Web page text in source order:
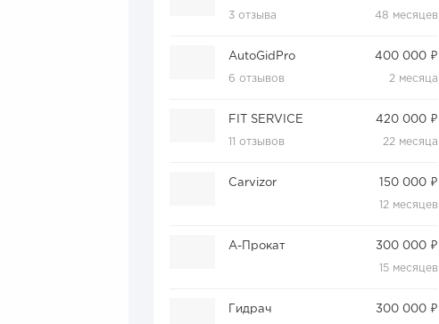
3 отзыва 48 месяцев
AutoGidPro
6 отзывов
400 000 ₽
2 месяца
FIT SERVICE
11 отзывов
420 000 ₽
22 месяца
Carvizor 150 000 ₽
12 месяцев
А-Прокат 300 000 ₽
15 месяцев
Гидрач 300 000 ₽